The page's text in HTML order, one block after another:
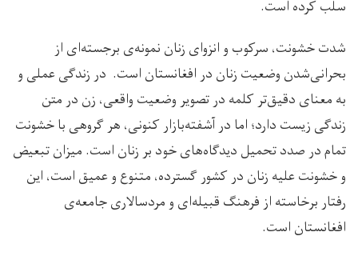
سلب کرده است.
شدت خشونت، سرکوب و انزوای زنان نمونه‌ی برجسته‌ای از
بحرانی‌شدن وضعیت زنان در افغانستان است. در زندگی عملی و
به معنای دقیق‌تر کلمه در تصویر وضعیت واقعی، زن در متن
زندگی زیست دارد؛ اما در آشفته‌بازار کنونی، هر گروهی با خشونت
تمام در صدد تحمیل دید‌گاه‌های خود بر زنان است. میزان تبعیض
و خشونت علیه زنان در کشور گسترده، متنوع و عمیق است، این
رفتار برخاسته از فرهنگ قبیله‌ای و مرد‌سالاری جامعه‌ی
افغانستان است.